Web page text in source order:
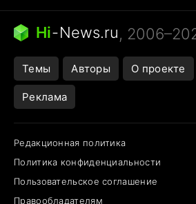
Бензин 100 и 95
Тунцы в
Следующая пандемия
Hi-News.ru,
Темы Авторы О проекте
Реклама
Редакционная политика
Политика конфиденциальности
Пользовательское соглашение
Правообладателям